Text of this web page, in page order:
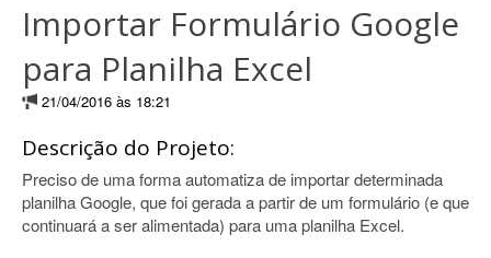
Importar Formulário Google
para Planilha Excel
21/04/2016 às 18:21
Descrição do Projeto:
Preciso de uma forma automatiza de importar determinada
planilha Google, que foi gerada a partir de um formulário (e que
continuará a ser alimentada) para uma planilha Excel.